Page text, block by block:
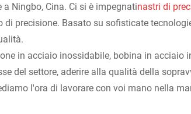
a Ningbo, Cina. Ci si è impegnatinastri di
di precisione. Basato su sofisticate
in acciaio inossidabile, bobina in
del settore, aderire alla qualità della
l'ora di lavorare con voi mano nella